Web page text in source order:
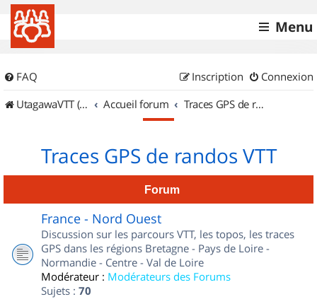
Menu
FAQ Connexion
Inscription
UtagawaVTT (Randos VTT et VTTAE avec traces GPS)
Accueil forum Traces GPS de randos VTT
Traces GPS de randos VTT
Forum
France - Nord Ouest
Discussion sur les parcours VTT, les topos, les traces
GPS dans les régions Bretagne - Pays de Loire -
Normandie - Centre - Val de Loire
Modérateur : Modérateurs des Forums
Sujets : 70